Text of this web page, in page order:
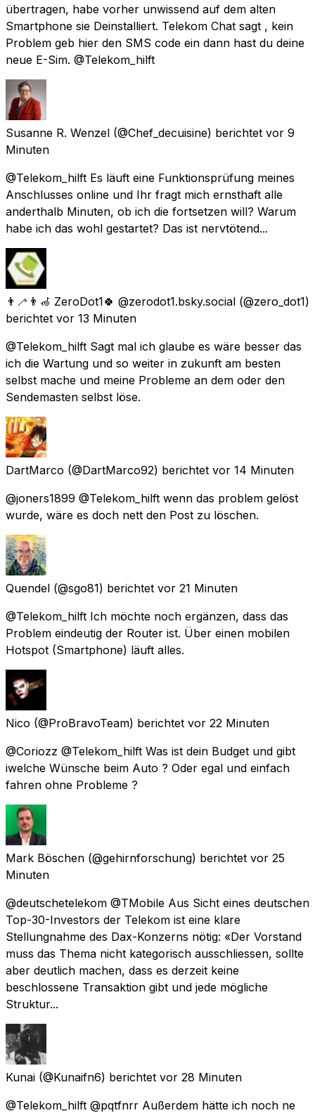
übertragen, habe vorher unwissend auf dem alten
Smartphone sie Deinstalliert. Telekom Chat sagt , kein
Problem geb hier den SMS code ein dann hast du deine
neue E-Sim. @Telekom_hilft
Susanne R. Wenzel (@Chef_decuisine) berichtet vor 9
Minuten
@Telekom_hilft Es läuft eine Funktionsprüfung meines
Anschlusses online und Ihr fragt mich ernsthaft alle
anderthalb Minuten, ob ich die fortsetzen will? Warum
habe ich das wohl gestartet? Das ist nervtötend...
👨‍🦯👨‍🦽 ZeroDot1🍀 @zerodot1.bsky.social (@zero_dot1)
berichtet vor 13 Minuten
@Telekom_hilft Sagt mal ich glaube es wäre besser das
ich die Wartung und so weiter in zukunft am besten
selbst mache und meine Probleme an dem oder den
Sendemasten selbst löse.
DartMarco (@DartMarco92) berichtet vor 14 Minuten
@joners1899 @Telekom_hilft wenn das problem gelöst
wurde, wäre es doch nett den Post zu löschen.
Quendel (@sgo81) berichtet vor 21 Minuten
@Telekom_hilft Ich möchte noch ergänzen, dass das
Problem eindeutig der Router ist. Über einen mobilen
Hotspot (Smartphone) läuft alles.
Nico (@ProBravoTeam) berichtet vor 22 Minuten
@Coriozz @Telekom_hilft Was ist dein Budget und gibt
iwelche Wünsche beim Auto ? Oder egal und einfach
fahren ohne Probleme ?
Mark Böschen (@gehirnforschung) berichtet vor 25
Minuten
@deutschetelekom @TMobile Aus Sicht eines deutschen
Top-30-Investors der Telekom ist eine klare
Stellungnahme des Dax-Konzerns nötig: «Der Vorstand
muss das Thema nicht kategorisch ausschliessen, sollte
aber deutlich machen, dass es derzeit keine
beschlossene Transaktion gibt und jede mögliche
Struktur...
Kunai (@Kunaifn6) berichtet vor 28 Minuten
@Telekom_hilft @pqtfnrr Außerdem hätte ich noch ne